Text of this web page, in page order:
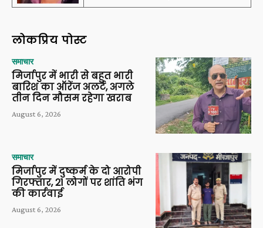
लोकप्रिय पोस्ट
समाचार
मिर्जापुर में भारी से बहुत भारी
बारिश का ऑरेंज अलर्ट, अगले
तीन दिन मौसम रहेगा खराब
August 6, 2026
समाचार
मिर्जापुर में दुष्कर्म के दो आरोपी
गिरफ्तार, 21 लोगों पर शांति भंग
की कार्रवाई
August 6, 2026